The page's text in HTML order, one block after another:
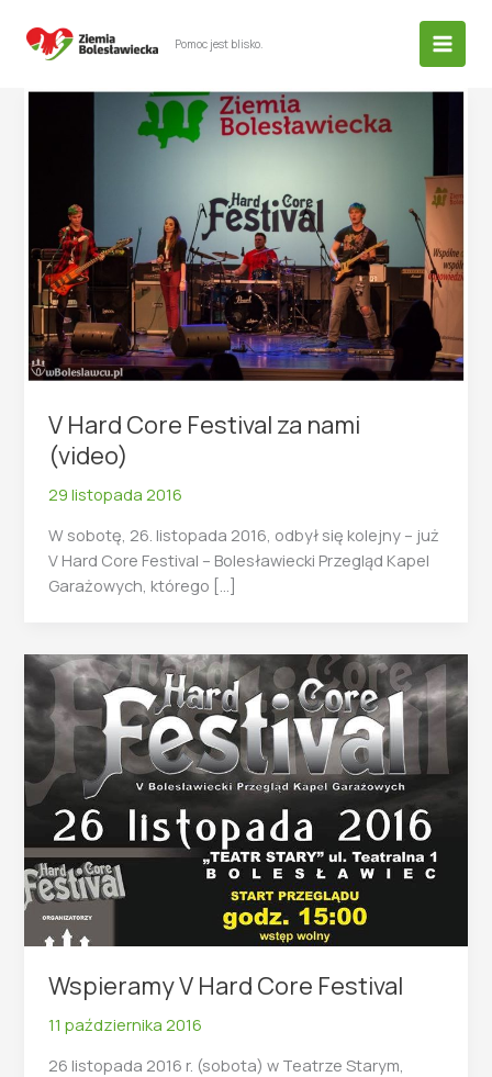
Pomoc jest blisko.
V Hard Core Festival za nami
(video)
29 listopada 2016
W sobotę, 26. listopada 2016, odbył się kolejny – już
V Hard Core Festival – Bolesławiecki Przegląd Kapel
Garażowych, którego […]
Wspieramy V Hard Core Festival
11 października 2016
26 listopada 2016 r. (sobota) w Teatrze Starym,